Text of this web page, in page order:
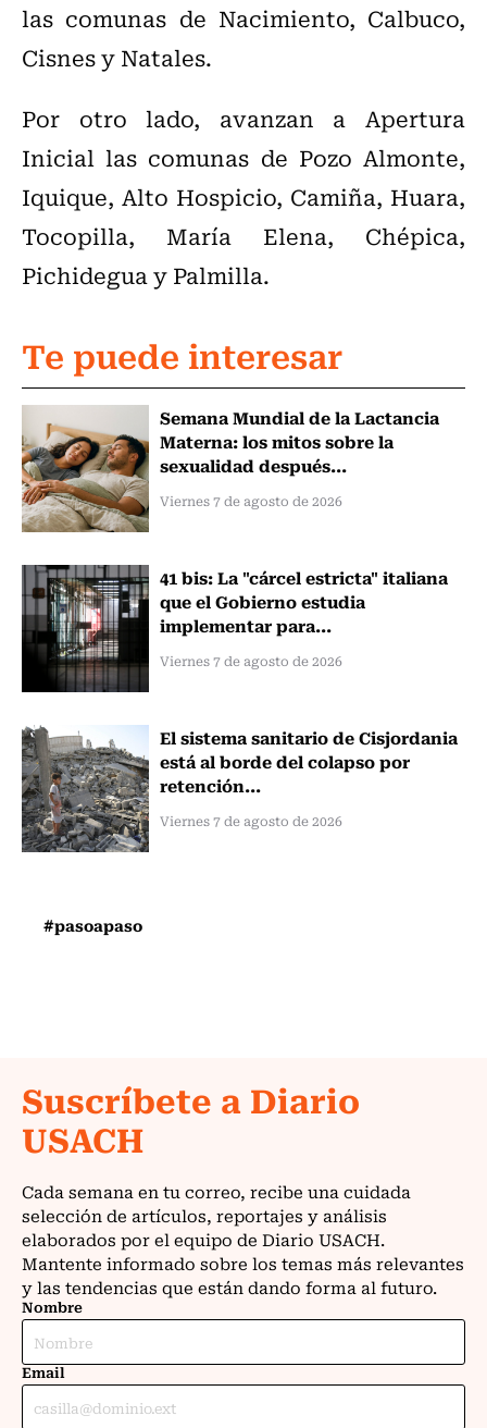
las comunas de Nacimiento, Calbuco,
Cisnes y Natales.
Por otro lado, avanzan a Apertura
Inicial las comunas de Pozo Almonte,
Iquique, Alto Hospicio, Camiña, Huara,
Tocopilla, María Elena, Chépica,
Pichidegua y Palmilla.
Te puede interesar
Semana Mundial de la Lactancia
Materna: los mitos sobre la
sexualidad después...
Viernes 7 de agosto de 2026
41 bis: La "cárcel estricta" italiana
que el Gobierno estudia
implementar para...
Viernes 7 de agosto de 2026
El sistema sanitario de Cisjordania
está al borde del colapso por
retención...
Viernes 7 de agosto de 2026
#pasoapaso